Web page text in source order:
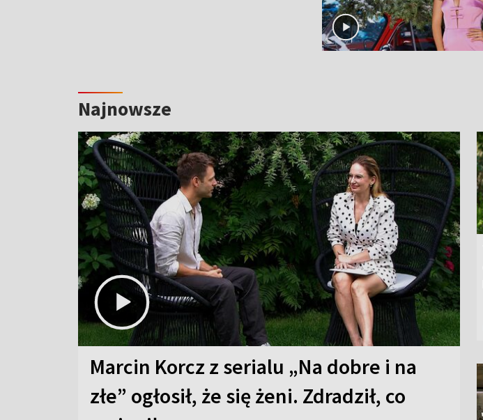
Najnowsze
Marcin Korcz z serialu „Na dobre i na
złe” ogłosił, że się żeni. Zdradził, co